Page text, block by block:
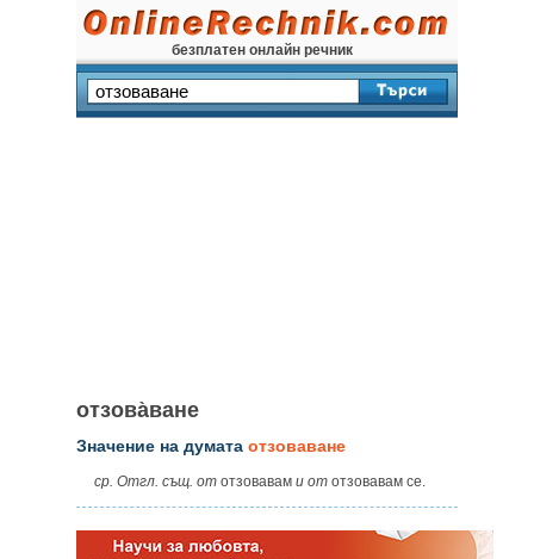
безплатен онлайн речник
отзова̀ване
Значение на думата отзоваване
ср. Отгл. същ. от отзовавам и от отзовавам се.